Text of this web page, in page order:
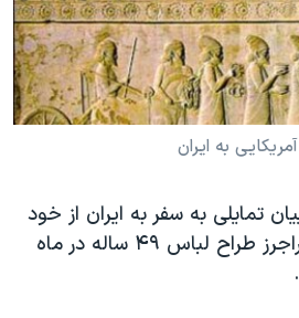
۲۰۲۴
اسرائیل
به ايران
تمايلی به سفر به ايران از خود
نشان نمی دهند دبورا راجرز طراح لباس ۴۹ ساله در ماه